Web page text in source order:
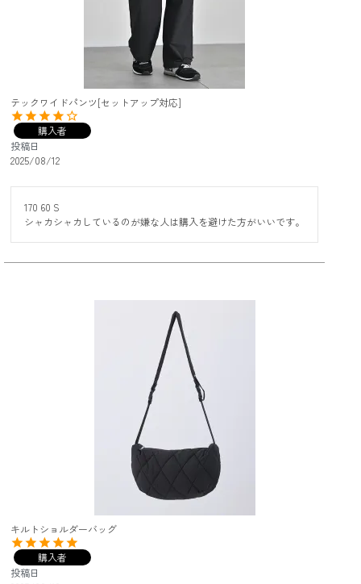
テックワイドパンツ[セットアップ対応]
購入者
投稿日
2025/08/12
170 60 S
シャカシャカしているのが嫌な人は購入を避けた方がいいです。
キルトショルダーバッグ
購入者
投稿日